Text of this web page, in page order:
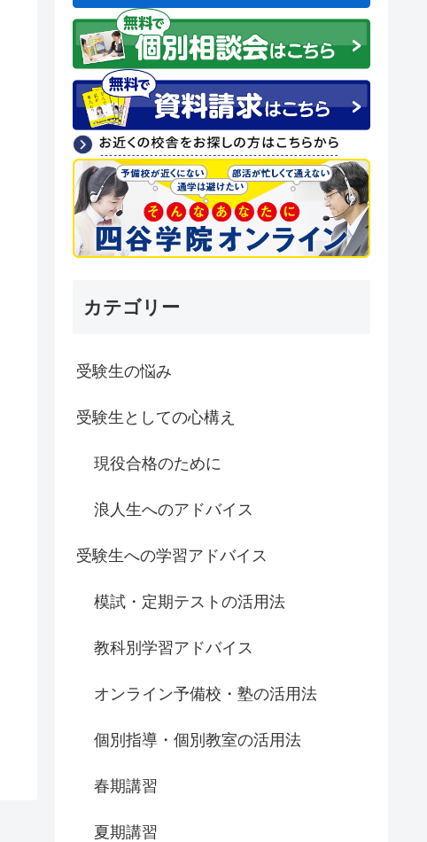
カテゴリー
受験生の悩み
受験生としての心構え
現役合格のために
浪人生へのアドバイス
受験生への学習アドバイス
模試・定期テストの活用法
教科別学習アドバイス
オンライン予備校・塾の活用法
個別指導・個別教室の活用法
春期講習
夏期講習